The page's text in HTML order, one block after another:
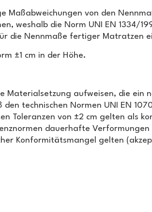
von den
weshalb die Norm UNI EN 1334/
die Nennmaße fertiger Matratzen
±1 cm in der Höhe.
Materialsetzung aufweisen, die ein
technischen Normen UNI EN
Toleranzen von ±2 cm gelten als
dauerhafte
Konformitätsmangel gelten